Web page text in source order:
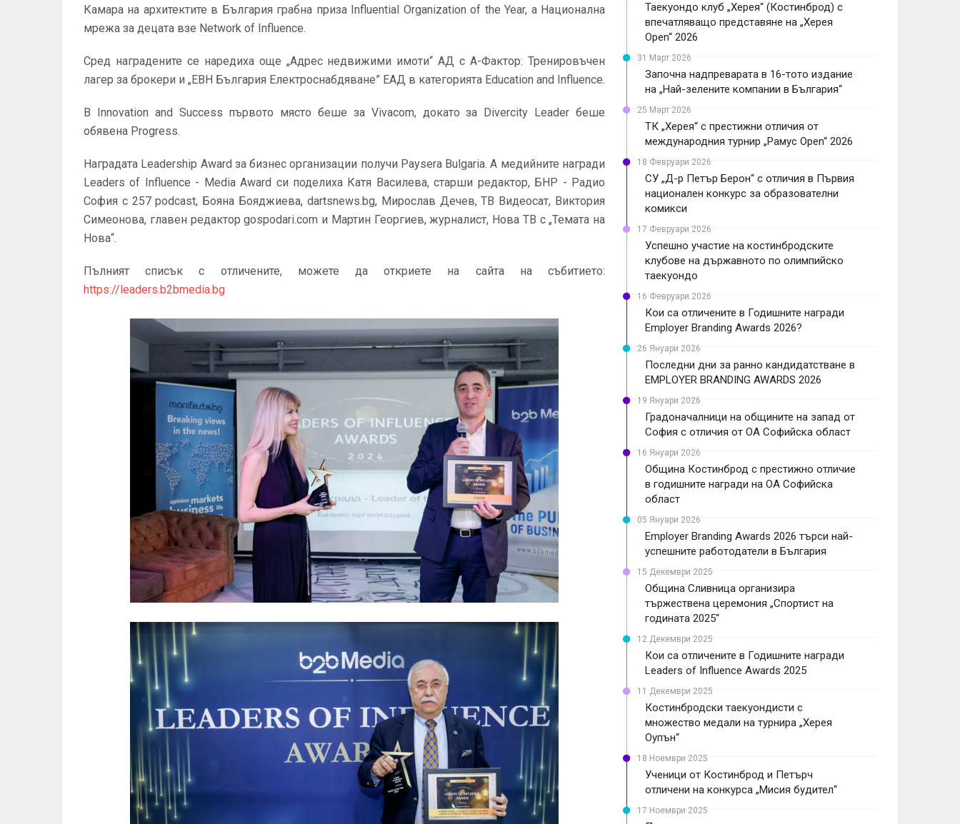
Камара на архитектите в България грабна приза Influential Organization of the Year, а Национална
мрежа за децата взе Network of Influence.
Сред наградените се наредиха още „Адрес недвижими имоти“ АД с А-Фактор: Тренировъчен
лагер за брокери и „ЕВН България Електроснабдяване” EАД в категорията Education and Influence.
В Innovation and Success първото място беше за Vivacom, докато за Divercity Leader беше
обявена Progress.
Наградата Leadership Award за бизнес организации получи Paysera Bulgaria. А медийните награди
Leaders of Influence - Media Award си поделиха Катя Василева, старши редактор, БНР - Радио
София с 257 podcast, Бояна Бояджиева, dartsnews.bg, Мирослав Дечев, ТВ Видеосат, Виктория
Симеонова, главен редактор gospodari.com и Мартин Георгиев, журналист, Нова ТВ с „Темата на
Нова“.
Пълният списък с отличените, можете да откриете на сайта на събитието:
https://leaders.b2bmedia.bg
Таекуондо клуб „Херея“ (Костинброд) с
впечатляващо представяне на „Херея
Open“ 2026
31 Март 2026
Започна надпреварата в 16-тото издание
на „Най-зелените компании в България“
25 Март 2026
ТК „Херея“ с престижни отличия от
международния турнир „Рамус Open“ 2026
18 Февруари 2026
СУ „Д-р Петър Берон“ с отличия в Първия
национален конкурс за образователни
комикси
17 Февруари 2026
Успешно участие на костинбродските
клубове на държавното по олимпийско
таекуондо
16 Февруари 2026
Кои са отличените в Годишните награди
Employer Branding Awards 2026?
26 Януари 2026
Последни дни за ранно кандидатстване в
EMPLOYER BRANDING AWARDS 2026
19 Януари 2026
Градоначалници на общините на запад от
София с отличия от ОА Софийска област
16 Януари 2026
Община Костинброд с престижно отличие
в годишните награди на ОА Софийска
област
05 Януари 2026
Employer Branding Awards 2026 търси най-
успешните работодатели в България
15 Декември 2025
Община Сливница организира
тържествена церемония „Спортист на
годината 2025“
12 Декември 2025
Кои са отличените в Годишните награди
Leaders of Influence Awards 2025
11 Декември 2025
Костинбродски таекуондисти с
множество медали на турнира „Херея
Оупън“
18 Ноември 2025
Ученици от Костинброд и Петърч
отличени на конкурса „Мисия будител“
17 Ноември 2025